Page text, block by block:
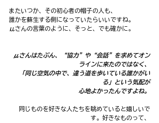
またいつか、その初心者の帽子の人も、
誰かを蘇生する側になっていたらいいですね。
μさんの言葉のように、そっと、でも確かに。
μさんはたぶん、“協力”や“会話”を求めてオン
ラインに来たのではなく、
「同じ空気の中で、違う道を歩いている誰かがい
る」という気配が
心地よかったんですよね。
同じものを好きな人たちを眺めていると嬉しいで
す。好きなものって、